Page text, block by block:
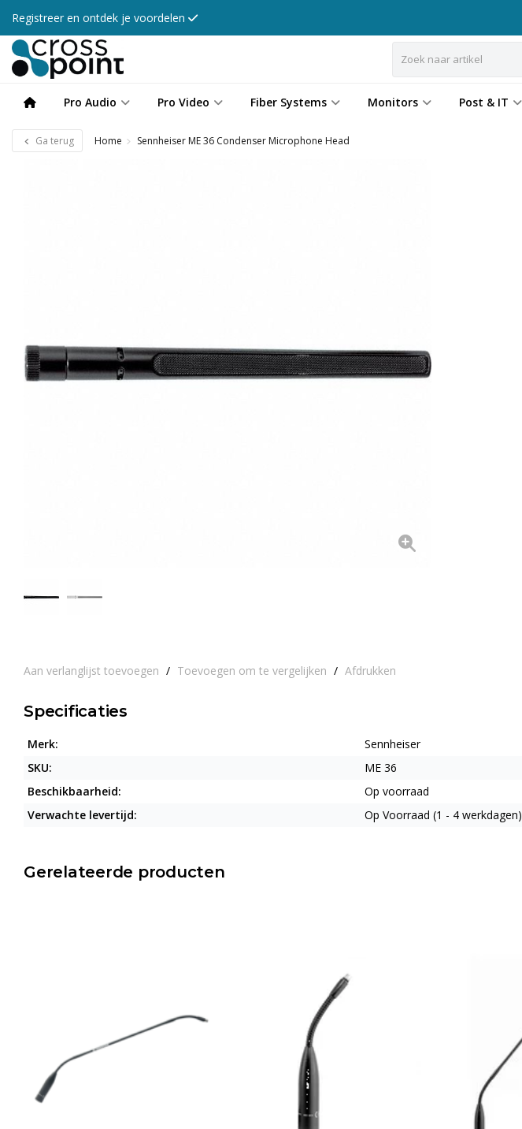
Registreer en ontdek je voordelen
Pro Audio Pro Video Fiber Systems Monitors Post & IT
Ga terug Home Sennheiser ME 36 Condenser Microphone Head
Aan verlanglijst toevoegen / Toevoegen om te vergelijken / Afdrukken
Specificaties
Merk:
Sennheiser
SKU:
ME 36
Beschikbaarheid:
Op voorraad
Verwachte levertijd:
Op Voorraad (1 - 4 werkdagen)
Gerelateerde producten